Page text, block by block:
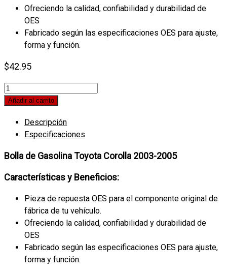
Ofreciendo la calidad, confiabilidad y durabilidad de
OES
Fabricado según las especificaciones OES para ajuste,
forma y función.
$42.95
Bolla
de
Toyota
Corolla
2005
quantity
Añadir al carrito
Descripción
Especificaciones
Bolla de Gasolina Toyota Corolla 2003-2005
Características y Beneficios:
Pieza de repuesta OES para el componente original de
fábrica de tu vehículo.
Ofreciendo la calidad, confiabilidad y durabilidad de
OES
Fabricado según las especificaciones OES para ajuste,
forma y función.